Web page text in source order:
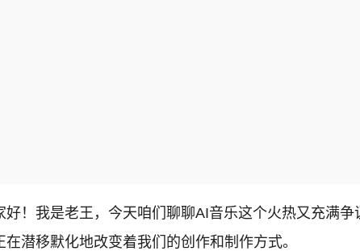
！我是老王，今天咱们聊聊AI音乐这个火热又充满
潜移默化地改变着我们的创作和制作方式。